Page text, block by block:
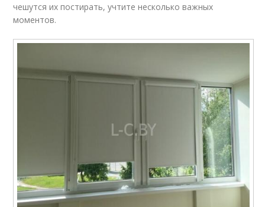
чешутся их постирать, учтите несколько важных
моментов.